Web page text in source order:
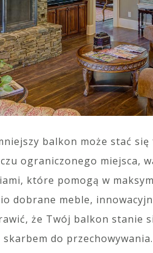
balkon może stać
ograniczonego miejsca,
które pomogą w
dobrane meble,
że Twój balkon stanie
do